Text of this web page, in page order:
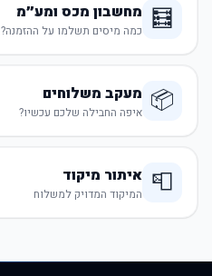
🧮 מחשבון מכס ומע״מ
כמה מיסים תשלמו על ההזמנה?
📦 מעקב משלוחים
איפה החבילה שלכם עכשיו?
📮 איתור מיקוד
המיקוד המדויק למשלוח